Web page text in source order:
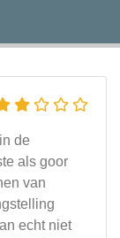
de
als goor
van
echt niet